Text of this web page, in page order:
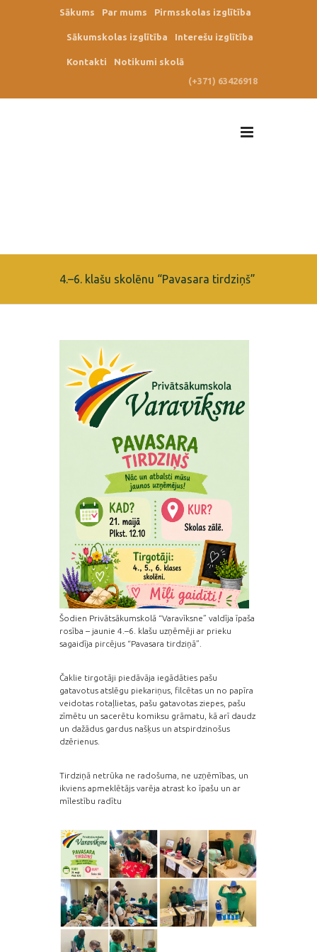
Sākums Par mums Pirmsskolas izglītība
Sākumskolas izglītība Interešu izglītība
Kontakti
Notikumi skolā
(+371) 63426918
4.–6. klašu skolēnu “Pavasara tirdziņš”
Šodien Privātsākumskolā “Varavīksne” valdīja īpaša
rosība – jaunie 4.–6. klašu uzņēmēji ar prieku
sagaidīja pircējus “Pavasara tirdziņā”.
Čaklie tirgotāji piedāvāja iegādāties pašu
gatavotus atslēgu piekariņus, filcētas un no papīra
veidotas rotaļlietas, pašu gatavotas ziepes, pašu
zīmētu un sacerētu komiksu grāmatu, kā arī daudz
un dažādus gardus našķus un atspirdzinošus
dzērienus.
Tirdziņā netrūka ne radošuma, ne uzņēmības, un
ikviens apmeklētājs varēja atrast ko īpašu un ar
mīlestību radītu